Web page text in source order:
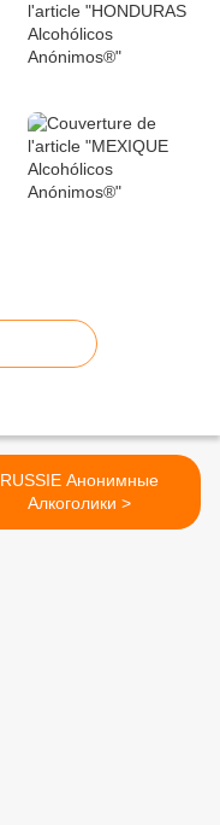
RUSSIE Анонимные
Алкоголики >